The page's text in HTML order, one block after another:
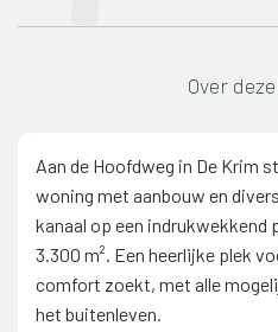
Over
Aan de Hoofdweg in De Krim
woning met aanbouw en
kanaal op een indrukwekkend
3.300 m². Een heerlijke plek
comfort zoekt, met alle
het buitenleven.